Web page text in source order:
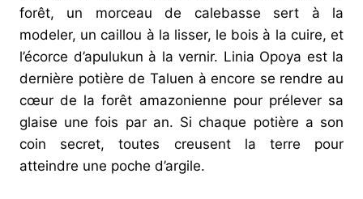
forêt, un morceau de calebasse sert à la
modeler, un caillou à la lisser, le bois à la cuire, et
l’écorce d’apulukun à la vernir. Linia Opoya est la
dernière potière de Taluen à encore se rendre au
cœur de la forêt amazonienne pour prélever sa
glaise une fois par an. Si chaque potière a son
coin secret, toutes creusent la terre pour
atteindre une poche d’argile.